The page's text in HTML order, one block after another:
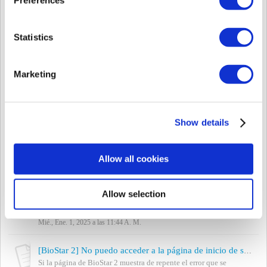
Statistics
Marketing
Show details
Allow all cookies
Allow selection
Cambios en el entorno de red después de la instalación de BioStar2
BioStar2 v2.5.0 y versiones posteriores soportan comunicación
Mié., Ene. 1, 2025 a las 11:51 A. M.
[BioStar 2] Soporte de la Migración de Visual Face
la usabilidad de los clientes, se han actualizado los criterios del
[BioStar 2] Función actualizada - Exportación/Importación de Datos
Producto y versiones aplicadas BioStar 2.8.10 o superior
BioStation 2 v1.9.0 o superior BioStation A2 v1.8.0 o superior
FaceStation 2 v1.4.0 o superior ...
Mié., Ene. 1, 2025 a las 11:44 A. M.
Si la página de BioStar 2 muestra de repente el error que se